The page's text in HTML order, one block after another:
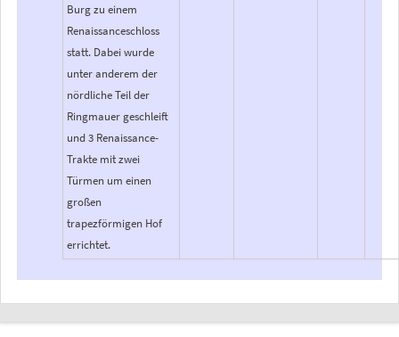
Burg zu einem
Renaissanceschloss
statt. Dabei wurde
unter anderem der
nördliche Teil der
Ringmauer geschleift
und 3 Renaissance-
Trakte mit zwei
Türmen um einen
großen
trapezförmigen Hof
errichtet.